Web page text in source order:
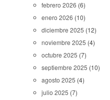
febrero 2026 (6)
enero 2026 (10)
diciembre 2025 (12)
noviembre 2025 (4)
octubre 2025 (7)
septiembre 2025 (10)
agosto 2025 (4)
julio 2025 (7)